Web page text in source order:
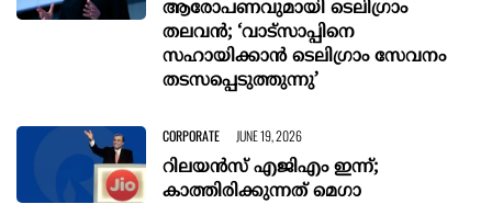
ആരോപണവുമായി ടെലിഗ്രാം
തലവൻ; ‘വാട്‍സാപ്പിനെ
സഹായിക്കാൻ ടെലിഗ്രാം സേവനം
തടസപ്പെടുത്തുന്നു’
CORPORATE JUNE 19, 2026
റിലയന്‍സ് എജിഎം ഇന്ന്;
കാത്തിരിക്കുന്നത് മെഗാ